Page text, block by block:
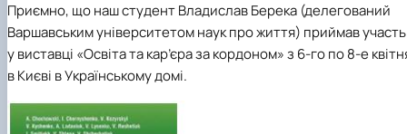
Приємно, що наш студент Владислав Берека (делегований
Варшавським університетом наук про життя) приймав участь
у виставці «Освіта та кар’єра за кордоном» з 6-го по 8-е
в Києві в Українському домі.